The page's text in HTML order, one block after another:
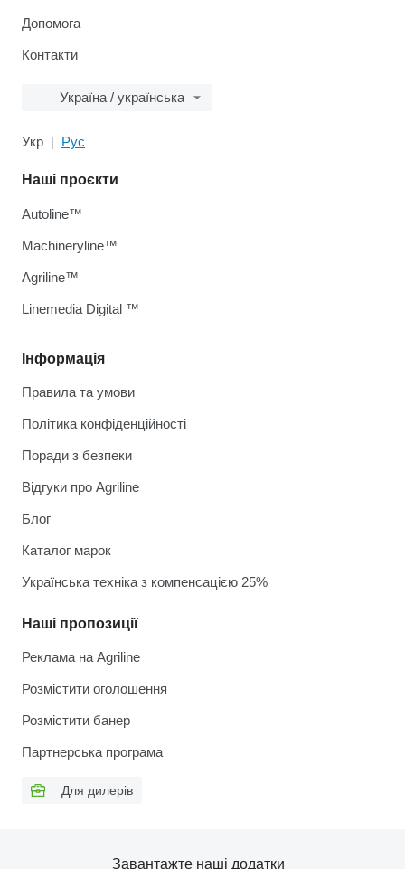
Допомога
Контакти
Україна / українська
Укр Рус
Інформація
Правила та умови
Політика конфіденційності
Поради з безпеки
Відгуки про Agriline
Блог
Каталог марок
Українська техніка з компенсацією 25%
Наші пропозиції
Реклама на Agriline
Розмістити оголошення
Розмістити банер
Партнерська програма
Для дилерів
Наші проєкти
Autoline™
Machineryline™
Agriline™
Linemedia Digital ™
Завантажте наші додатки